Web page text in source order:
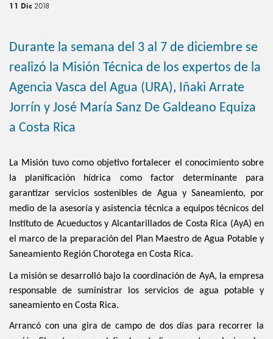
11 Dic 2018
Durante la semana del 3 al 7 de diciembre se
realizó la Misión Técnica de los expertos de la
Agencia Vasca del Agua (URA), Iñaki Arrate
Jorrín y José María Sanz De Galdeano Equiza
a Costa Rica
La Misión tuvo como objetivo fortalecer el conocimiento sobre
la planificación hídrica como factor determinante para
garantizar servicios sostenibles de Agua y Saneamiento, por
medio de la asesoría y asistencia técnica a equipos técnicos del
Instituto de Acueductos y Alcantarillados de Costa Rica (AyA) en
el marco de la preparación del Plan Maestro de Agua Potable y
Saneamiento Región Chorotega en Costa Rica.
La misión se desarrolló bajo la coordinación de AyA, la empresa
responsable de suministrar los servicios de agua potable y
saneamiento en Costa Rica.
Arrancó con una gira de campo de dos días para recorrer la